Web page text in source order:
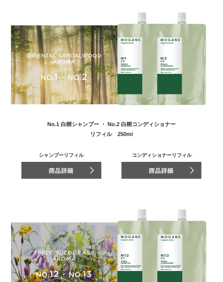
No.1 白樹シャンプー ・ No.2 白樹コンディショナー
リフィル 250ml
シャンプーリフィル コンディショナーリフィル